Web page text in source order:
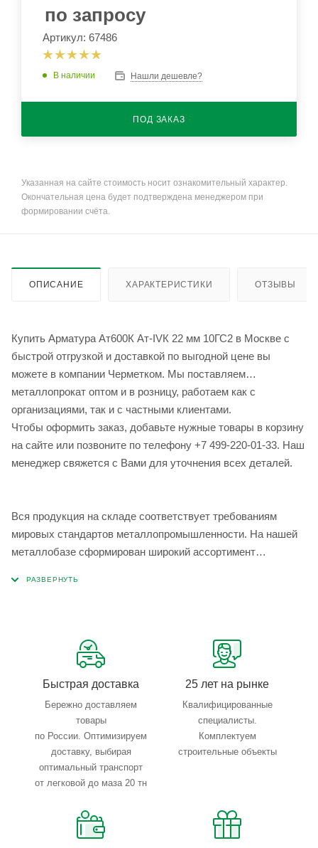
по запросу
Артикул: 67486
В наличии Нашли дешевле?
ПОД ЗАКАЗ
Указанная на сайте стоимость носит ознакомительный характер.
Окончательная цена будет подтверждена менеджером при
формировании счёта.
ОПИСАНИЕ ХАРАКТЕРИСТИКИ ОТЗЫВЫ
Купить Арматура Ат600К Ат-IVК 22 мм 10ГС2 в Москве с
быстрой отгрузкой и доставкой по выгодной цене вы
можете в компании Черметком. Мы поставляем
металлопрокат оптом и в розницу, работаем как с
организациями, так и с частными клиентами.
Чтобы оформить заказ, добавьте нужные товары в корзину
на сайте или позвоните по телефону +7 499-220-01-33. Наш
менеджер свяжется с Вами для уточнения всех деталей.
Вся продукция на складе соответствует требованиям
мировых стандартов металлопромышленности. На нашей
металлобазе сформирован широкий ассортимент
Быстрая доставка
Бережно доставляем
товары
по России. Оптимизируем
доставку, выбирая
оптимальный транспорт
от легковой до маза 20 тн
25 лет на рынке
Квалифицированные
специалисты.
Комплектуем
строительные объекты